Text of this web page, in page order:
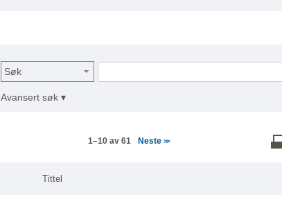
Søk
Avansert søk ▾
1–10 av 61 Neste>>
Tittel